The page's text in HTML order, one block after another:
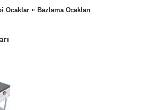
Ocaklar » Bazlama Ocakları